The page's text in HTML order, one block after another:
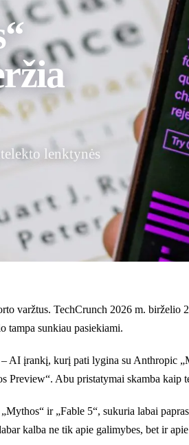
lenktynės
varžtus. TechCrunch 2026 m. birželio
tampa sunkiau pasiekiami.
AI įrankį, kurį pati lygina su Anthropic
Abu pristatymai skamba kaip
ir „Fable 5“, sukuria labai
kalba ne tik apie galimybes, bet ir